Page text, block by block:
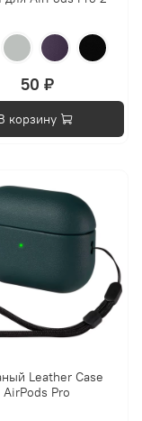
50 ₽
корзину
Leather Case
AirPods Pro